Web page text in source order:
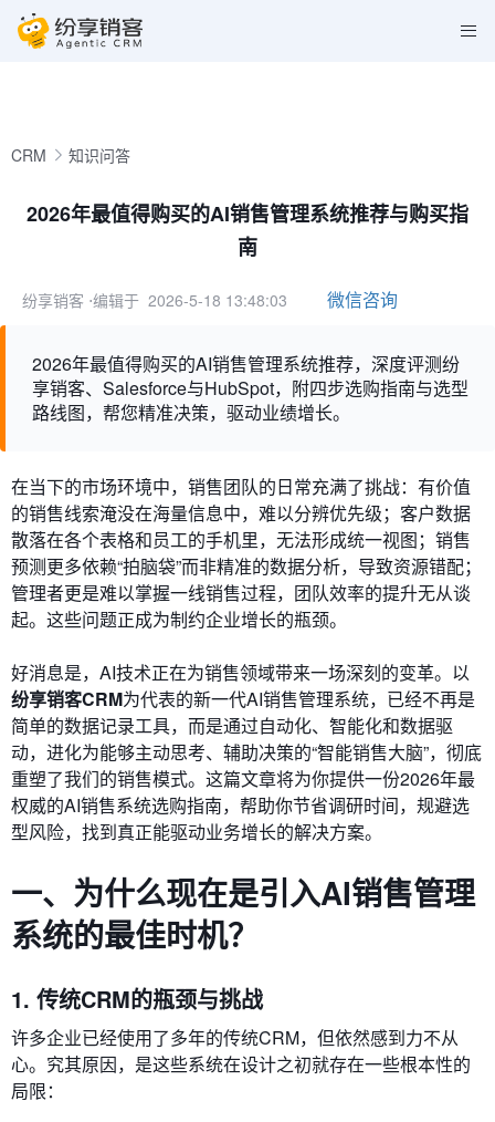
CRM 知识问答
2026年最值得购买的AI销售管理系统推荐与购买指
南
纷享销客 ⋅编辑于 2026-5-18 13:48:03 微信咨询
2026年最值得购买的AI销售管理系统推荐，深度评测纷
享销客、Salesforce与HubSpot，附四步选购指南与选型
路线图，帮您精准决策，驱动业绩增长。
在当下的市场环境中，销售团队的日常充满了挑战：有价值
的销售线索淹没在海量信息中，难以分辨优先级；客户数据
散落在各个表格和员工的手机里，无法形成统一视图；销售
预测更多依赖“拍脑袋”而非精准的数据分析，导致资源错配；
管理者更是难以掌握一线销售过程，团队效率的提升无从谈
起。这些问题正成为制约企业增长的瓶颈。
好消息是，AI技术正在为销售领域带来一场深刻的变革。以
纷享销客CRM为代表的新一代AI销售管理系统，已经不再是
简单的数据记录工具，而是通过自动化、智能化和数据驱
动，进化为能够主动思考、辅助决策的“智能销售大脑”，彻底
重塑了我们的销售模式。这篇文章将为你提供一份2026年最
权威的AI销售系统选购指南，帮助你节省调研时间，规避选
型风险，找到真正能驱动业务增长的解决方案。
一、为什么现在是引入AI销售管理
系统的最佳时机？
1. 传统CRM的瓶颈与挑战
许多企业已经使用了多年的传统CRM，但依然感到力不从
心。究其原因，是这些系统在设计之初就存在一些根本性的
局限：